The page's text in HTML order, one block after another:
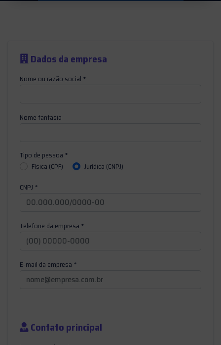
Dados da empresa
Nome ou razão social *
Nome fantasia
Tipo de pessoa *
Física (CPF)
Jurídica (CNPJ)
CNPJ *
Telefone da empresa *
E-mail da empresa *
Contato principal